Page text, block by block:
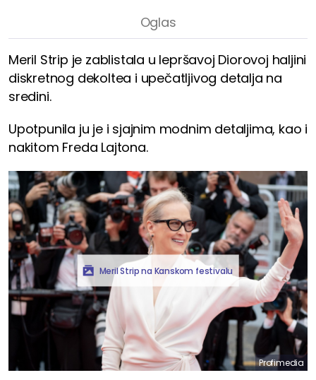
Meril Strip je zablistala u lepršavoj Diorovoj haljini
diskretnog dekoltea i upečatljivog detalja na
sredini.
Upotpunila ju je i sjajnim modnim detaljima, kao i
nakitom Freda Lajtona.
Profimedia
Meril Strip na Kanskom festivalu